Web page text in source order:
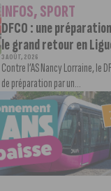
INFOS,SPORT
DFCO : une
le grand retour en
3 AOÛT, 2026
Contre l’AS Nancy Lorraine, le
de préparation par un...